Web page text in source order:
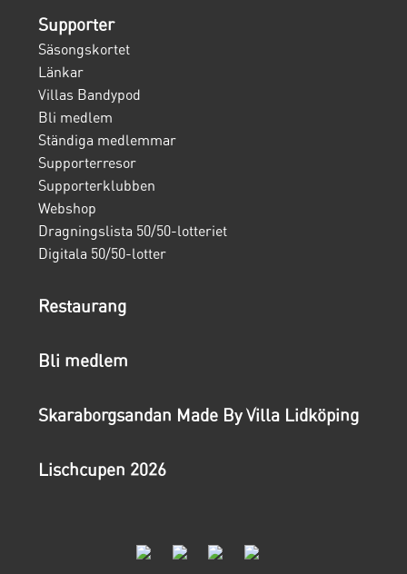
Supporter
Säsongskortet
Länkar
Villas Bandypod
Bli medlem
Ständiga medlemmar
Supporterresor
Supporterklubben
Webshop
Dragningslista 50/50-lotteriet
Digitala 50/50-lotter
Restaurang
Bli medlem
Skaraborgsandan Made By Villa Lidköping
Lischcupen 2026